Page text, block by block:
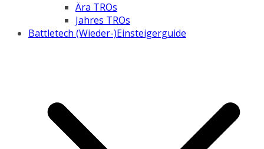
Ära TROs
Jahres TROs
Battletech (Wieder-)Einsteigerguide